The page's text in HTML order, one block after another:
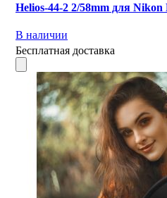
Helios-44-2 2/58mm для Nikon
В наличии
Бесплатная доставка